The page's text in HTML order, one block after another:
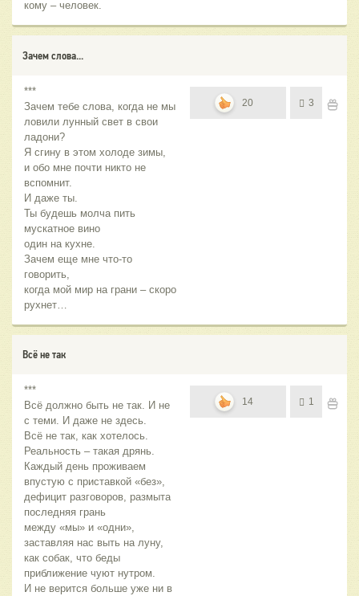
кому – человек.
Зачем слова...
***
Зачем тебе слова, когда не мы
ловили лунный свет в свои
ладони?
Я сгину в этом холоде зимы,
и обо мне почти никто не
вспомнит.
И даже ты.
Ты будешь молча пить
мускатное вино
один на кухне.
Зачем еще мне что-то
говорить,
когда мой мир на грани – скоро
рухнет…
20 3
Всё не так
***
Всё должно быть не так. И не
с теми. И даже не здесь.
Всё не так, как хотелось.
Реальность – такая дрянь.
Каждый день проживаем
впустую с приставкой «без»,
дефицит разговоров, размыта
последняя грань
между «мы» и «одни»,
заставляя нас выть на луну,
как собак, что беды
приближение чуют нутром.
И не верится больше уже ни в
14 1